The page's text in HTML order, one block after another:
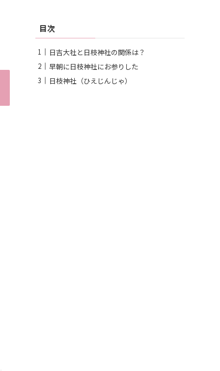
目次
日吉大社と日枝神社の関係は？
早朝に日枝神社にお参りした
日枝神社（ひえじんじゃ）